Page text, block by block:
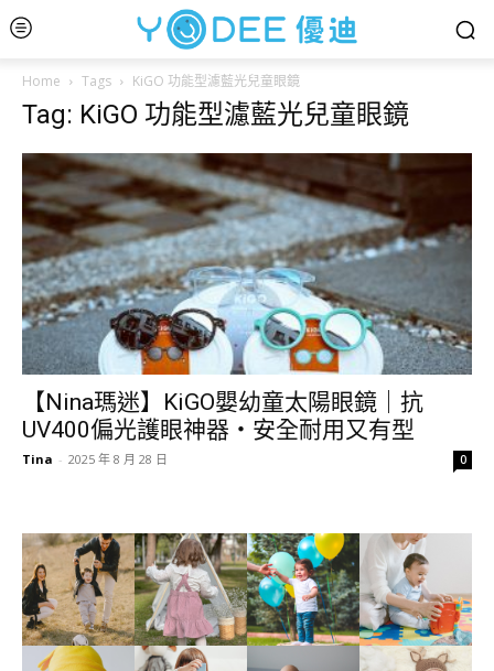
Home Tags KiGO 功能型濾藍光兒童眼鏡
Tag: KiGO 功能型濾藍光兒童眼鏡
【Nina瑪迷】KiGO嬰幼童太陽眼鏡｜抗
UV400偏光護眼神器・安全耐用又有型
Tina - 2025 年 8 月 28 日 0